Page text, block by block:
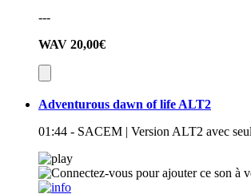
---
WAV 20,00€
Adventurous dawn of life ALT2
01:44 - SACEM | Version ALT2 avec